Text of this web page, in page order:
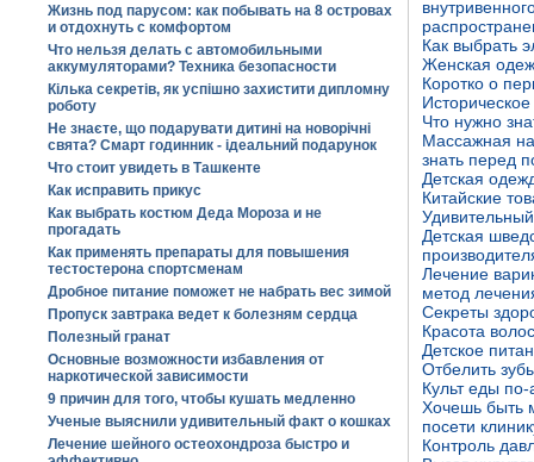
Жизнь под парусом: как побывать на 8 островах
и отдохнуть с комфортом
Что нельзя делать с автомобильными
аккумуляторами? Техника безопасности
Кілька секретів, як успішно захистити дипломну
роботу
Не знаєте, що подарувати дитині на новорічні
свята? Смарт годинник - ідеальний подарунок
Что стоит увидеть в Ташкенте
Как исправить прикус
Как выбрать костюм Деда Мороза и не
прогадать
Как применять препараты для повышения
тестостерона спортсменам
Дробное питание поможет не набрать вес зимой
Пропуск завтрака ведет к болезням сердца
Полезный гранат
Основные возможности избавления от
наркотической зависимости
9 причин для того, чтобы кушать медленно
Ученые выяснили удивительный факт о кошках
Лечение шейного остеохондроза быстро и
Как выбрать
Женская
Коротко о
Что нужно
Массажная
знать перед
Детская
Китайские
Детская
Лечение
метод
Секреты
Красота
Детское
Отбелить
Культ еды
Хочешь быть
посети
Контроль